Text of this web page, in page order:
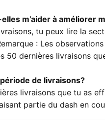
m’aider à améliorer
tu peux lire la
: Les
50 dernières livraisons
de livraisons?
livraisons que tu as
partie du dash en